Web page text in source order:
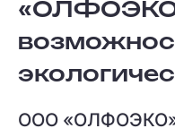
ООО «ОЛФОЭКО»